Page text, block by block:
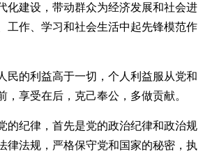
化建设，带动群众为经济发展和社会进
工作、学习和社会生活中起先锋模范作
民的利益高于一切，个人利益服从党和
，享受在后，克己奉公，多做贡献。
的纪律，首先是党的政治纪律和政治规
律法规，严格保守党和国家的秘密，执